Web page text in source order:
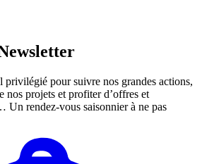
privilégié pour suivre nos grandes actions,
nos projets et profiter d’offres et
Un rendez-vous saisonnier à ne pas